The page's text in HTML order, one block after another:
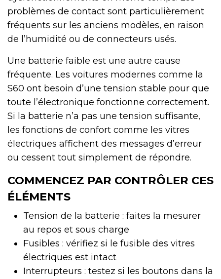
problèmes de contact sont particulièrement
fréquents sur les anciens modèles, en raison
de l’humidité ou de connecteurs usés.
Une batterie faible est une autre cause
fréquente. Les voitures modernes comme la
S60 ont besoin d’une tension stable pour que
toute l’électronique fonctionne correctement.
Si la batterie n’a pas une tension suffisante,
les fonctions de confort comme les vitres
électriques affichent des messages d’erreur
ou cessent tout simplement de répondre.
COMMENCEZ PAR CONTRÔLER CES
ÉLÉMENTS
Tension de la batterie : faites la mesurer
au repos et sous charge
Fusibles : vérifiez si le fusible des vitres
électriques est intact
Interrupteurs : testez si les boutons dans la